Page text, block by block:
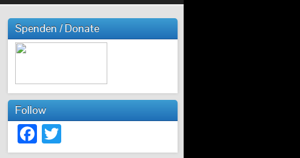
Spenden / Donate
Follow
Facebook